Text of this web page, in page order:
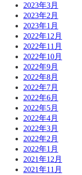
2023年3月
2023年2月
2023年1月
2022年12月
2022年11月
2022年10月
2022年9月
2022年8月
2022年7月
2022年6月
2022年5月
2022年4月
2022年3月
2022年2月
2022年1月
2021年12月
2021年11月